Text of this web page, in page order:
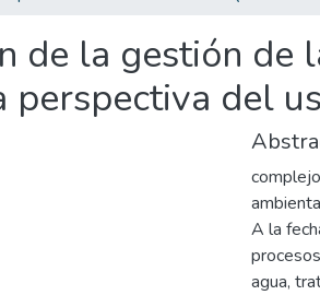
de la gestión de
perspectiva del
A la
agua,